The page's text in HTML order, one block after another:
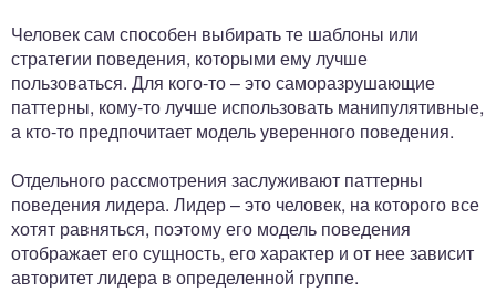
Человек сам способен выбирать те шаблоны или
стратегии поведения, которыми ему лучше
пользоваться. Для кого-то – это саморазрушающие
паттерны, кому-то лучше использовать манипулятивные,
а кто-то предпочитает модель уверенного поведения.
Отдельного рассмотрения заслуживают паттерны
поведения лидера. Лидер – это человек, на которого все
хотят равняться, поэтому его модель поведения
отображает его сущность, его характер и от нее зависит
авторитет лидера в определенной группе.